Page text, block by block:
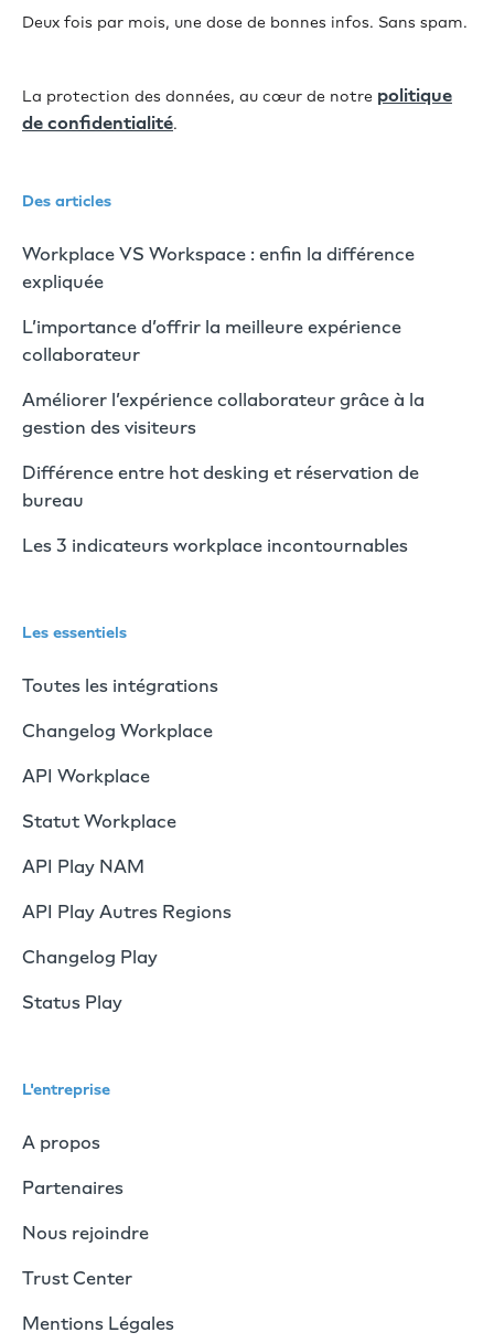
Deux fois par mois, une dose de bonnes infos. Sans spam.
La protection des données, au cœur de notre politique
de confidentialité.
Des articles
Workplace VS Workspace : enfin la différence
expliquée
L’importance d’offrir la meilleure expérience
collaborateur
Améliorer l’expérience collaborateur grâce à la
gestion des visiteurs
Différence entre hot desking et réservation de
bureau
Les 3 indicateurs workplace incontournables
Les essentiels
Toutes les intégrations
Changelog Workplace
API Workplace
Statut Workplace
API Play NAM
API Play Autres Regions
Changelog Play
Status Play
L'entreprise
A propos
Partenaires
Nous rejoindre
Trust Center
Mentions Légales